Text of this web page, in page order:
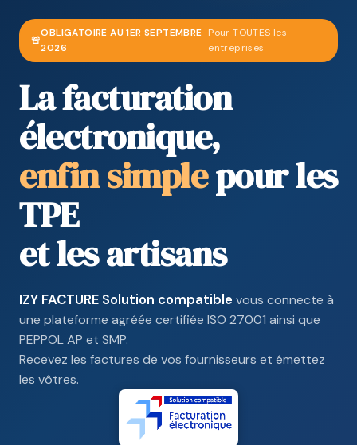
🚨
OBLIGATOIRE AU 1ER SEPTEMBRE
2026
Pour TOUTES les
entreprises
La facturation
électronique,
enfin simplepour les
TPE
et les artisans
IZY FACTURE Solution compatible vous connecte à
une plateforme agréée certifiée ISO 27001 ainsi que
PEPPOL AP et SMP.
Recevez les factures de vos fournisseurs et émettez
les vôtres.